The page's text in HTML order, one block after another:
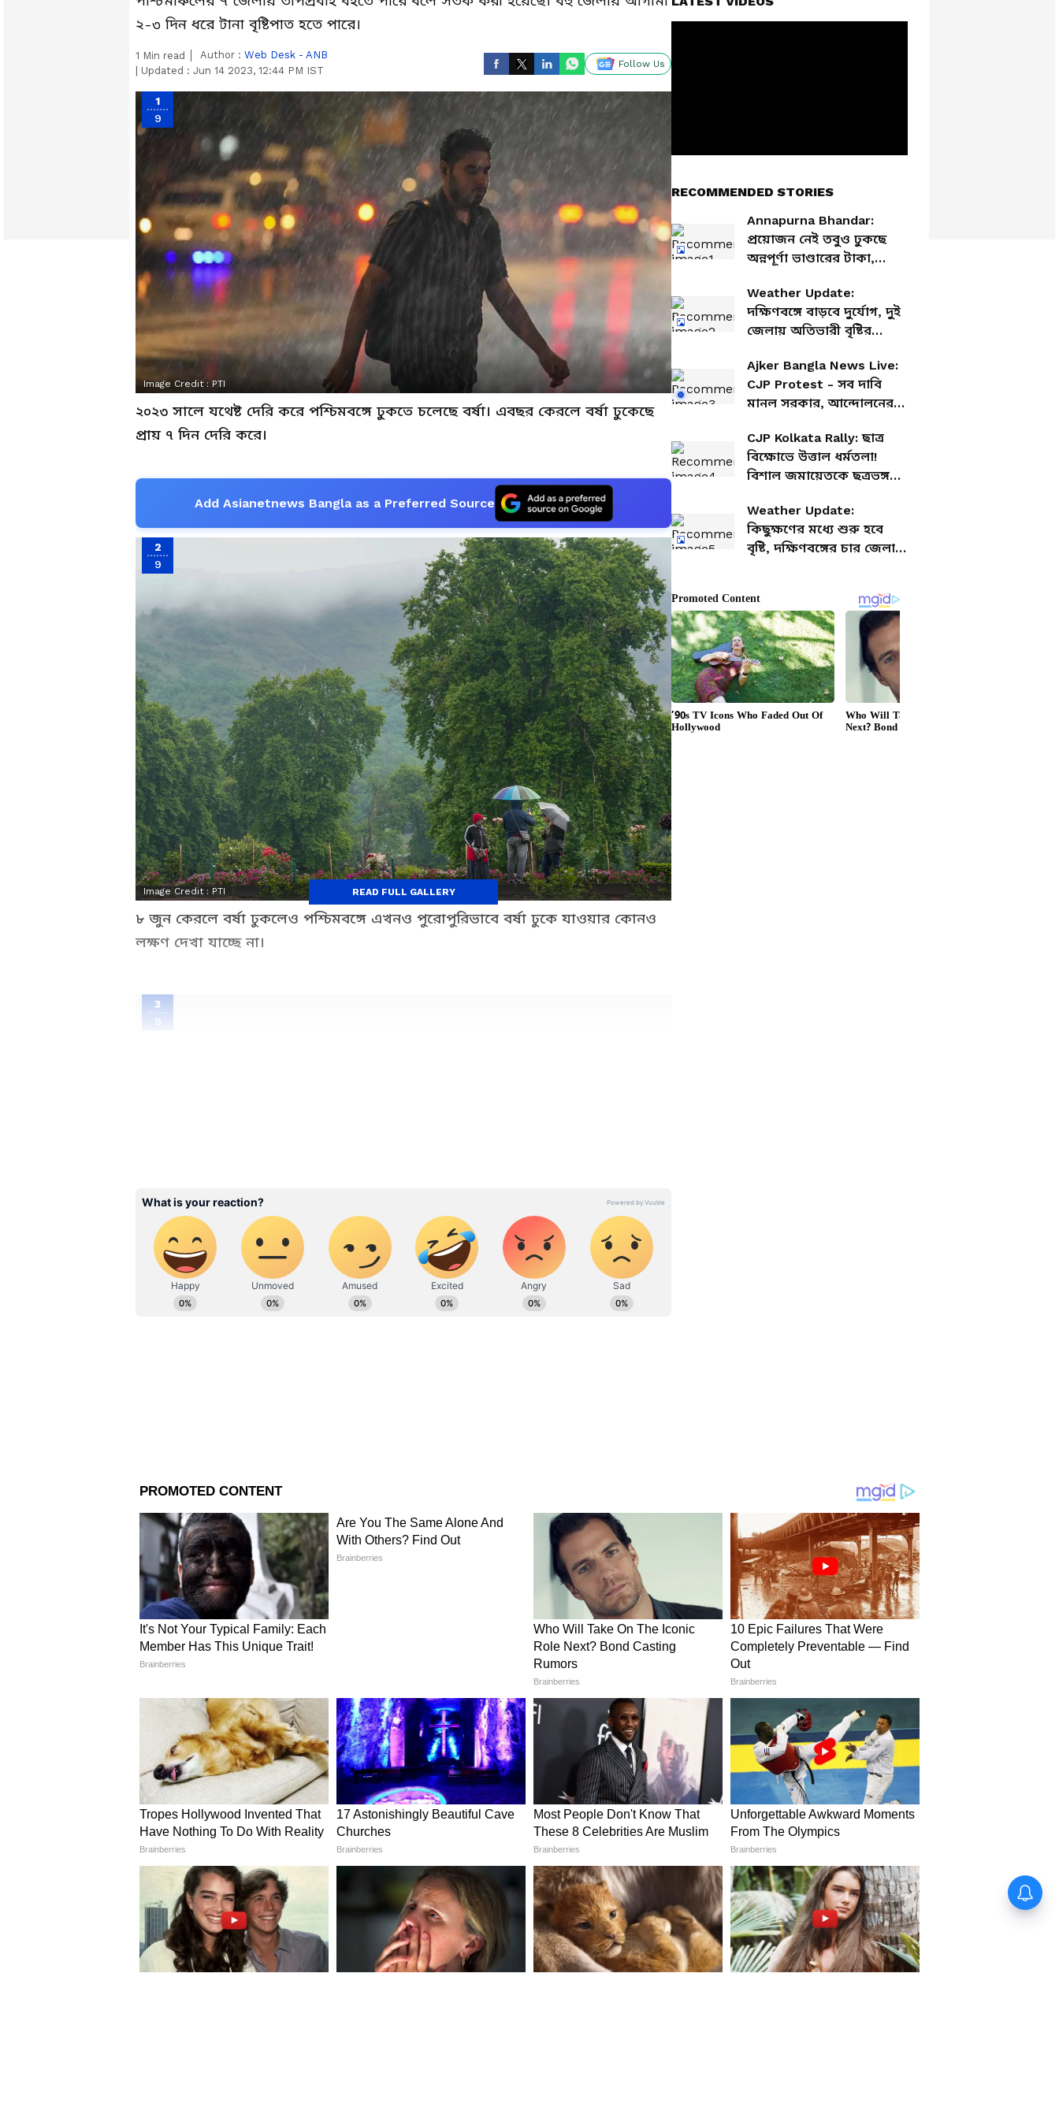
২-৩ দিন ধরে টানা বৃষ্টিপাত হতে পারে।
1 Min read Author : Web Desk - ANB
Updated : Jun 14 2023, 12:44 PM IST
Follow Us
1
9
Image Credit : PTI
২০২৩ সালে যথেষ্ট দেরি করে পশ্চিমবঙ্গে ঢুকতে চলেছে বর্ষা। এবছর কেরলে বর্ষা ঢুকেছে
প্রায় ৭ দিন দেরি করে।
Add Asianetnews Bangla as a Preferred Source
2
9
Image Credit : PTI
৮ জুন কেরলে বর্ষা ঢুকলেও পশ্চিমবঙ্গে এখনও পুরোপুরিভাবে বর্ষা ঢুকে যাওয়ার কোনও
লক্ষণ দেখা যাচ্ছে না।
3
9
Image Credit :
ফলত, বিক্ষিপ্তভাবে মাঝে মাঝে মেঘ জমে বৃষ্টি হলেও দুঃসহ গরমের জ্বালানি অব্যাহত
Image Credit :
মৌসম ভবন জানাচ্ছে যে, অন্তত আসন্ন দু-তিন দিনে দক্ষিণবঙ্গে ভালোরকম বৃষ্টির কোনও
সম্ভাবনা নেই।
5
9
READ FULL GALLERY
RECOMMENDED STORIES
Annapurna Bhandar:
প্রয়োজন নেই তবুও ঢুকছে
অন্নপূর্ণা ভাণ্ডারের টাকা,
বিধায়কদের বিশেষ বার্তা
শুভেন্দুর
Weather Update:
দক্ষিণবঙ্গে বাড়বে দুর্যোগ, দুই
জেলায় অতিভারী বৃষ্টির
থাকবে আবহাওয়া?
Ajker Bangla News Live:
CJP Protest - সব দাবি
মানল সরকার, আন্দোলনের
সমর্থকদের বাড়ি ফেরার বার্তা
CJP Kolkata Rally: ছাত্র
বিক্ষোভে উত্তাল ধর্মতলা!
বিশাল জমায়েতকে ছত্রভঙ্গ
লাঠি, পুলিশের দিকে উড়ে এল
জুতো-জলের বোতল
Weather Update:
কিছুক্ষণের মধ্যে শুরু হবে
বৃষ্টি, দক্ষিণবঙ্গের চার জেলায়